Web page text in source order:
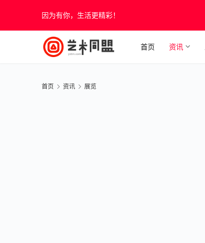
因为有你，生活更精彩！
首页 资讯
首页 资讯 展览